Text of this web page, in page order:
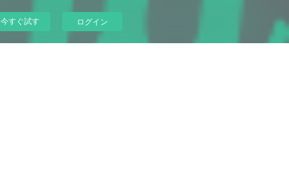
今すぐ試す ログイン